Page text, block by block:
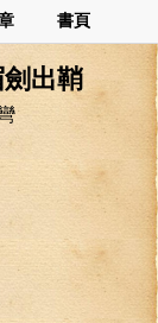
書頁
出鞘